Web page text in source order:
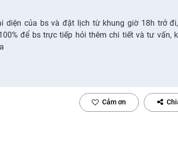
diện của bs và đặt lịch từ khung giờ 18h trở
để bs trực tiếp hỏi thêm chi tiết và tư vấn,
Cảm ơn